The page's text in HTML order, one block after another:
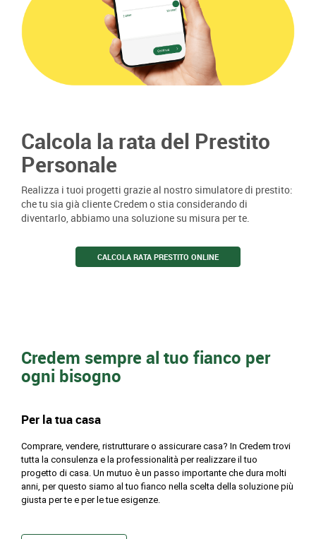
Calcola la rata del Prestito
Personale
Realizza i tuoi progetti grazie al nostro simulatore di prestito:
che tu sia già cliente Credem o stia considerando di
diventarlo, abbiamo una soluzione su misura per te.
CALCOLA RATA PRESTITO ONLINE
Credem sempre al tuo fianco per
ogni bisogno
Per la tua casa
Comprare, vendere, ristrutturare o assicurare casa? In Credem trovi
tutta la consulenza e la professionalità per realizzare il tuo
progetto di casa. Un mutuo è un passo importante che dura molti
anni, per questo siamo al tuo fianco nella scelta della soluzione più
giusta per te e per le tue esigenze.